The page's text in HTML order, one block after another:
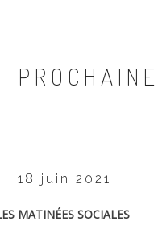
18 juin 2021
MATINÉES SOCIALES